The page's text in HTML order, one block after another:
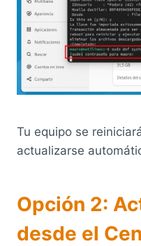
Tu equipo se
actualizarse
Opción 2:
desde el